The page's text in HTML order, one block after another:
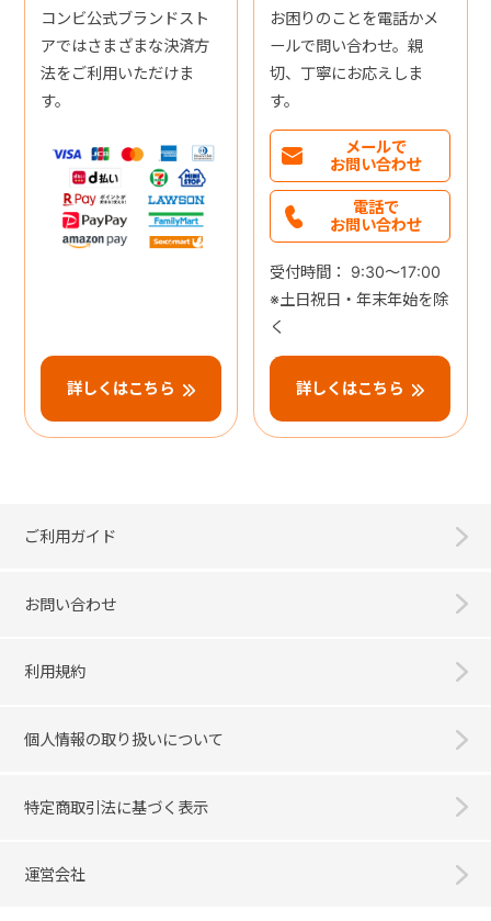
コンビ公式ブランドスト
アではさまざまな決済方
法をご利用いただけま
す。
詳しくはこちら
お困りのことを電話かメ
ールで問い合わせ。親
切、丁寧にお応えしま
す。
メールで
お問い合わせ
電話で
お問い合わせ
受付時間： 9:30～17:00
※土日祝日・年末年始を除
く
詳しくはこちら
ご利用ガイド
お問い合わせ
利用規約
個人情報の取り扱いについて
特定商取引法に基づく表示
運営会社